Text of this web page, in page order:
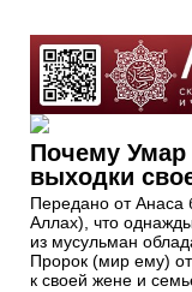
Почему Умар
выходки
Передано от Анаса
Аллах), что
из мусульман
Пророк (мир ему)
к своей жене и